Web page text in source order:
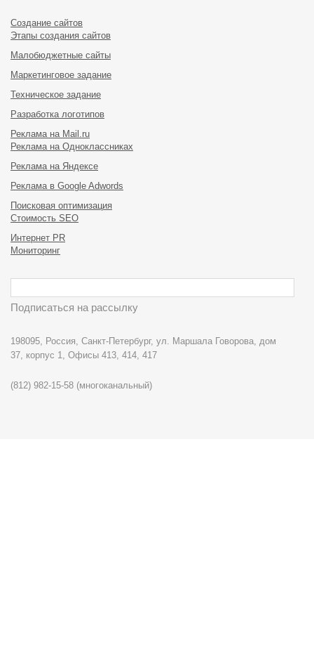
Создание сайтов
Этапы создания сайтов
Малобюджетные сайты
Маркетинговое задание
Техническое задание
Разработка логотипов
Реклама на Mail.ru
Реклама на Одноклассниках
Реклама на Яндексе
Реклама в Google Adwords
Поисковая оптимизация
Стоимость SEO
Интернет PR
Мониторинг
Подписаться на рассылку
198095, Россия, Санкт-Петербург, ул. Маршала Говорова, дом
37, корпус 1, Офисы 413, 414, 417
(812) 982-15-58 (многоканальный)